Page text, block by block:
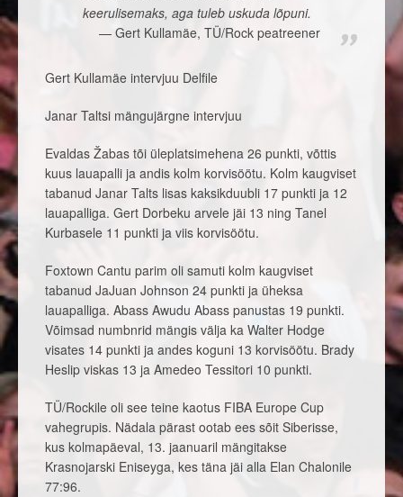
keerulisemaks, aga tuleb uskuda lõpuni.
Gert Kullamäe, TÜ/Rock peatreener
Gert Kullamäe intervjuu Delfile
Janar Taltsi mängujärgne intervjuu
Evaldas Žabas tõi üleplatsimehena 26 punkti, võttis
kuus lauapalli ja andis kolm korvisöötu. Kolm kaugviset
tabanud Janar Talts lisas kaksikduubli 17 punkti ja 12
lauapalliga. Gert Dorbeku arvele jäi 13 ning Tanel
Kurbasele 11 punkti ja viis korvisöötu.
Foxtown Cantu parim oli samuti kolm kaugviset
tabanud JaJuan Johnson 24 punkti ja üheksa
lauapalliga. Abass Awudu Abass panustas 19 punkti.
Võimsad numbnrid mängis välja ka Walter Hodge
visates 14 punkti ja andes koguni 13 korvisöötu. Brady
Heslip viskas 13 ja Amedeo Tessitori 10 punkti.
TÜ/Rockile oli see teine kaotus FIBA Europe Cup
vahegrupis. Nädala pärast ootab ees sõit Siberisse,
kus kolmapäeval, 13. jaanuaril mängitakse
Krasnojarski Eniseyga, kes täna jäi alla Elan Chalonile
77:96.